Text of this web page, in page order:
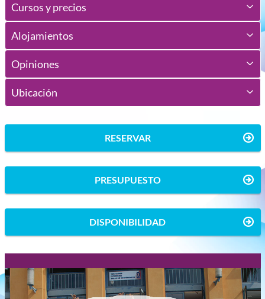
Cursos y precios
Alojamientos
Opiniones
Ubicación
RESERVAR
PRESUPUESTO
DISPONIBILIDAD